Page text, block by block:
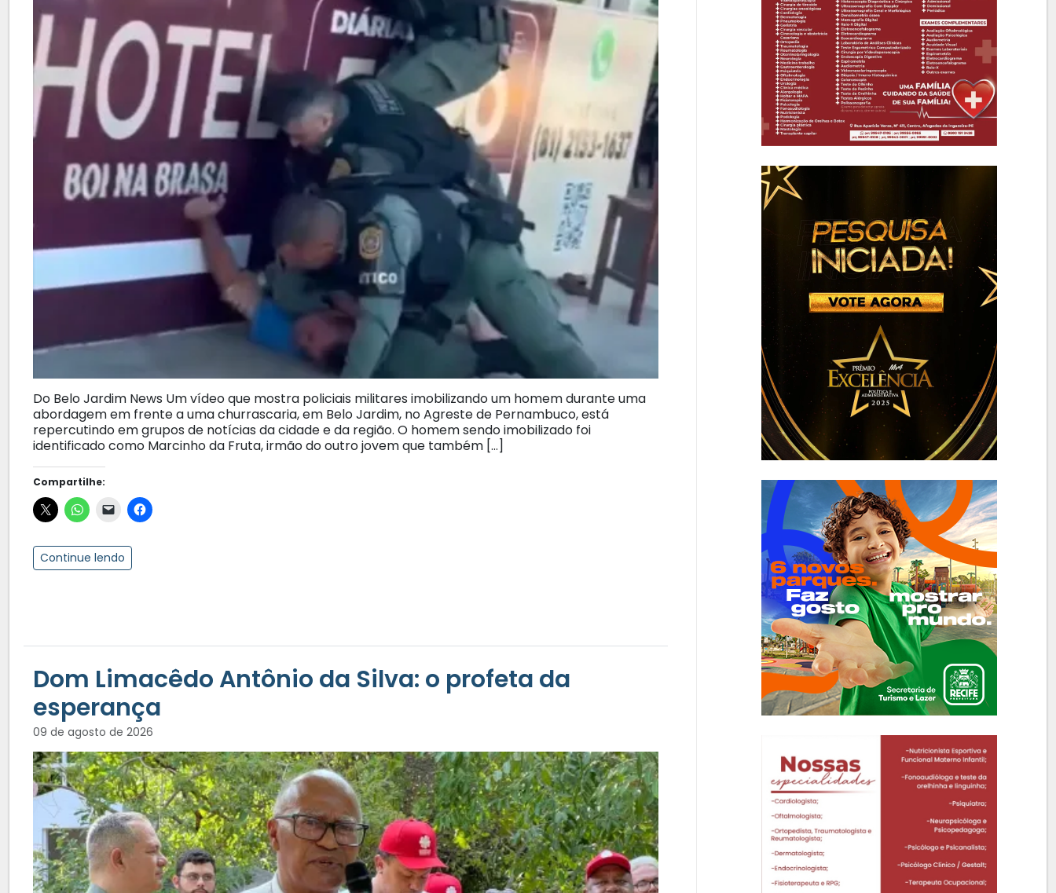
Do Belo Jardim News Um vídeo que mostra policiais militares imobilizando um homem durante uma
abordagem em frente a uma churrascaria, em Belo Jardim, no Agreste de Pernambuco, está
repercutindo em grupos de notícias da cidade e da região. O homem sendo imobilizado foi
identificado como Marcinho da Fruta, irmão do outro jovem que também […]
Compartilhe:
Continue lendo
Dom Limacêdo Antônio da Silva: o profeta da
esperança
09 de agosto de 2026